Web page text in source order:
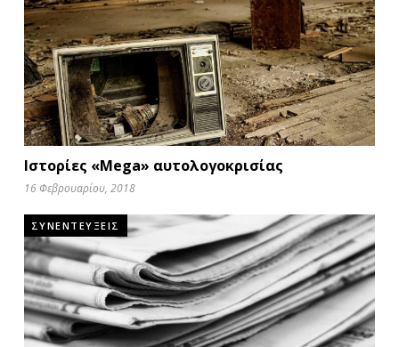
Ιστορίες «Mega» αυτολογοκρισίας
16 Φεβρουαρίου, 2018
ΣΥΝΕΝΤΕΥΞΕΙΣ